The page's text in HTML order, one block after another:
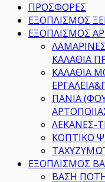
ΠΡΟΣΦΟΡΕΣ
ΕΞΟΠΛΙΣΜΟΣ
ΕΞΟΠΛΙΣΜΟΣ
ΚΑΛΑΘΙΑ
ΚΑΛΑΘΙΑ
ΠΑΝΙΑ
ΛΕΚΑΝΕΣ-
ΚΟΠΤΙΚΟ
ΕΞΟΠΛΙΣΜΟΣ
ΒΑΣΗ